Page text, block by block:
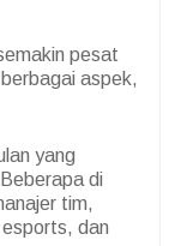
pesat
aspek,
yang
di
tim,
dan